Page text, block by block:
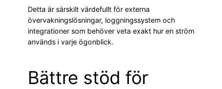
Detta är särskilt värdefullt för externa
övervakningslösningar, loggningssystem och
integrationer som behöver veta exakt hur en ström
används i varje ögonblick.
Bättre stöd för